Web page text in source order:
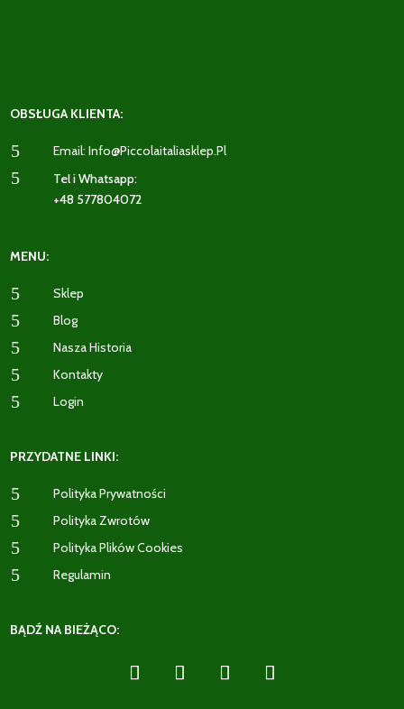
OBSŁUGA KLIENTA:
5 Email: Info@piccolaitaliasklep.pl
5
Tel i Whatsapp:
+48 577804072
MENU:
5 Sklep
5 Blog
5 Nasza Historia
5 Kontakty
5 Login
PRZYDATNE LINKI:
5 Polityka Prywatności
5 Polityka Zwrotów
5 Polityka Plików Cookies
5 Regulamin
BĄDŹ NA BIEŻĄCO: